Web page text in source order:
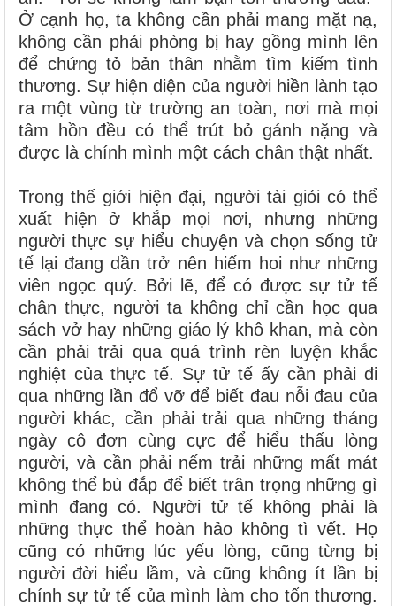
Ở cạnh họ, ta không cần phải mang mặt nạ,
không cần phải phòng bị hay gồng mình lên
để chứng tỏ bản thân nhằm tìm kiếm tình
thương. Sự hiện diện của người hiền lành tạo
ra một vùng từ trường an toàn, nơi mà mọi
tâm hồn đều có thể trút bỏ gánh nặng và
được là chính mình một cách chân thật nhất.
Trong thế giới hiện đại, người tài giỏi có thể
xuất hiện ở khắp mọi nơi, nhưng những
người thực sự hiểu chuyện và chọn sống tử
tế lại đang dần trở nên hiếm hoi như những
viên ngọc quý. Bởi lẽ, để có được sự tử tế
chân thực, người ta không chỉ cần học qua
sách vở hay những giáo lý khô khan, mà còn
cần phải trải qua quá trình rèn luyện khắc
nghiệt của thực tế. Sự tử tế ấy cần phải đi
qua những lần đổ vỡ để biết đau nỗi đau của
người khác, cần phải trải qua những tháng
ngày cô đơn cùng cực để hiểu thấu lòng
người, và cần phải nếm trải những mất mát
không thể bù đắp để biết trân trọng những gì
mình đang có. Người tử tế không phải là
những thực thể hoàn hảo không tì vết. Họ
cũng có những lúc yếu lòng, cũng từng bị
người đời hiểu lầm, và cũng không ít lần bị
chính sự tử tế của mình làm cho tổn thương.